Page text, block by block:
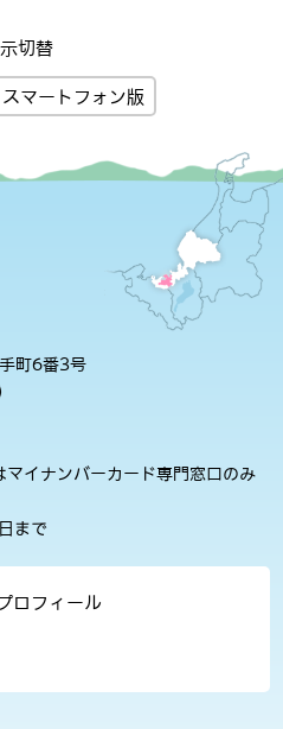
切替
スマートフォン版
町6番3号
)
イナンバーカード専門窓口のみ
まで
ロフィール